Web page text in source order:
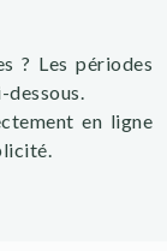
? Les périodes
dessous.
en ligne